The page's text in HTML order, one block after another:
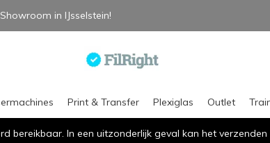
Showroom in IJsselstein!
Print & Transfer Plexiglas Outlet
bereikbaar. In een uitzonderlijk geval kan het